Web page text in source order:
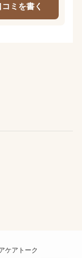
コミを書く
ケアトーク